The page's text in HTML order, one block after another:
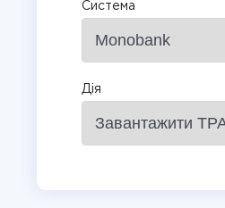
Система
Дія